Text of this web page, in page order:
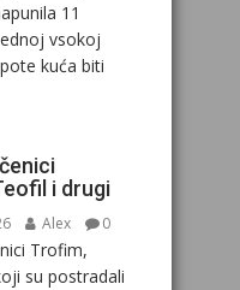
11
vsokoj
kuća biti
i drugi
Alex 0
Trofim,
su postradali